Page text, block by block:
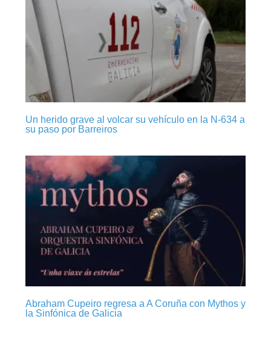
Un herido grave al volcar su vehículo en la N-634 a
su paso por Barreiros
Abraham Cupeiro regresa a A Coruña con Mythos y
la Sinfónica de Galicia